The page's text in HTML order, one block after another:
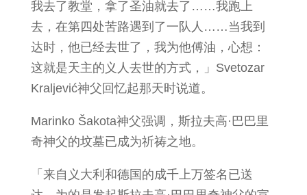
我去了教堂，拿了圣油就去了……我跑上
去，在第四处苦路遇到了一队人……当我到
达时，他已经去世了，我为他傅油，心想：
这就是天主的义人去世的方式，」Svetozar
Kraljević神父回忆起那天时说道。
Marinko Šakota神父强调，斯拉夫高·巴巴里
奇神父的坟墓已成为祈祷之地。
「来自义大利和德国的成千上万签名已送